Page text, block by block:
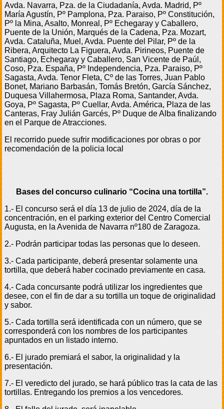
Avda. Navarra, Pza. de la Ciudadanía, Avda. Madrid, Pº
María Agustín, Pº Pamplona, Pza. Paraiso, Pº Constitución,
Pº la Mina, Asalto, Monreal, Pº Echegaray y Caballero,
Puente de la Unión, Marqués de la Cadena, Pza. Mozart,
Avda. Cataluña, Muel, Avda. Puente del Pilar, Pº de la
Ribera, Arquitecto La Figuera, Avda. Pirineos, Puente de
Santiago, Echegaray y Caballero, San Vicente de Paúl,
Coso, Pza. España, Pº Independencia, Pza. Paraiso, Pº
Sagasta, Avda. Tenor Fleta, Cº de las Torres, Juan Pablo
Bonet, Mariano Barbasán, Tomás Bretón, García Sánchez,
Duquesa Villahermosa, Plaza Roma, Santander, Avda.
Goya, Pº Sagasta, Pº Cuellar, Avda. América, Plaza de las
Canteras, Fray Julián Garcés, Pº Duque de Alba finalizando
en el Parque de Atracciones.
El recorrido puede sufrir modificaciones por obras o por
recomendación de la policia local
Bases del concurso culinario “Cocina una tortilla”.
1.- El concurso será el día 13 de julio de 2024, día de la
concentración, en el parking exterior del Centro Comercial
Augusta, en la Avenida de Navarra nº180 de Zaragoza.
2.- Podrán participar todas las personas que lo deseen.
3.- Cada participante, deberá presentar solamente una
tortilla, que deberá haber cocinado previamente en casa.
4.- Cada concursante podrá utilizar los ingredientes que
desee, con el fin de dar a su tortilla un toque de originalidad
y sabor.
5.- Cada tortilla será identificada con un número, que se
corresponderá con los nombres de los participantes
apuntados en un listado interno.
6.- El jurado premiará el sabor, la originalidad y la
presentación.
7.- El veredicto del jurado, se hará público tras la cata de las
tortillas. Entregando los premios a los vencedores.